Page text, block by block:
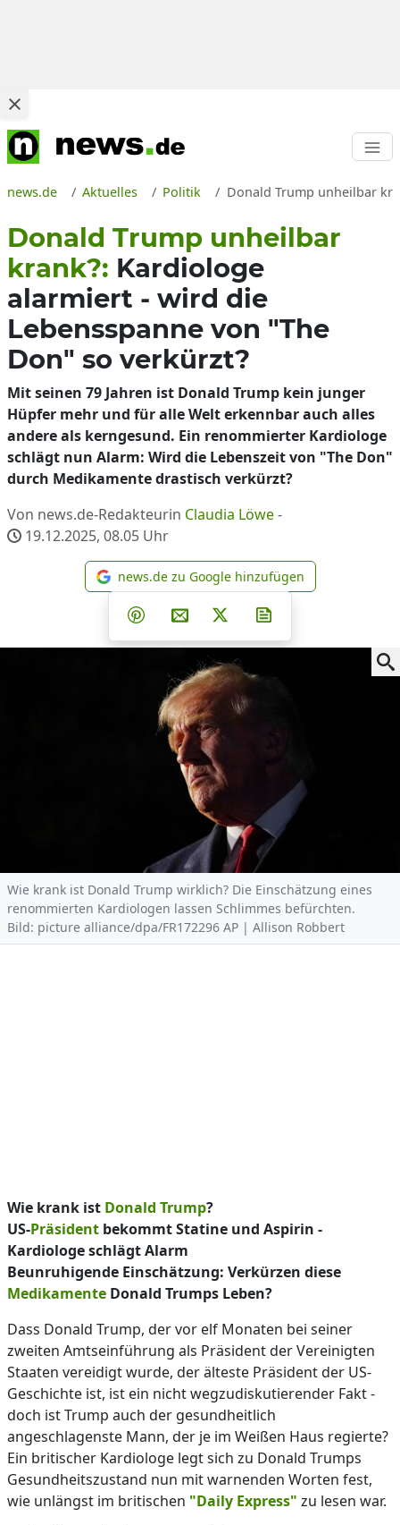
news.de Aktuelles Politik Donald Trump unheilbar
Donald Trump unheilbar
krank?: Kardiologe
alarmiert - wird die
Lebensspanne von "The
Don" so verkürzt?
Mit seinen 79 Jahren ist Donald Trump kein junger
Hüpfer mehr und für alle Welt erkennbar auch alles
andere als kerngesund. Ein renommierter Kardiologe
schlägt nun Alarm: Wird die Lebenszeit von "The Don"
durch Medikamente drastisch verkürzt?
Von news.de-Redakteurin Claudia Löwe-
19.12.2025, 08.05 Uhr
news.de zu Google
news.de zu Google hinzufügen
Teilen auf Facebook
Teilen auf Whatsapp
Teilen auf Telegram
Teilen auf Pinterest
Per E-Mail teilen
Post auf X
Wie krank ist Donald Trump wirklich? Die Einschätzung eines
renommierten Kardiologen lassen Schlimmes befürchten.
Bild: picture alliance/dpa/FR172296 AP | Allison Robbert
Wie krank ist Donald Trump?
US-Präsident bekommt Statine und Aspirin -
Kardiologe schlägt Alarm
Beunruhigende Einschätzung: Verkürzen diese
Medikamente Donald Trumps Leben?
Dass Donald Trump, der vor elf Monaten bei seiner
zweiten Amtseinführung als Präsident der Vereinigten
Staaten vereidigt wurde, der älteste Präsident der US-
Geschichte ist, ist ein nicht wegzudiskutierender Fakt -
doch ist Trump auch der gesundheitlich
angeschlagenste Mann, der je im Weißen Haus regierte?
Ein britischer Kardiologe legt sich zu Donald Trumps
Gesundheitszustand nun mit warnenden Worten fest,
wie unlängst im britischen "Daily Express" zu lesen war.